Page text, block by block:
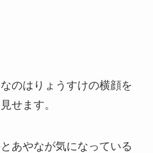
のはりょうすけの横顔を
せます。
あやなが気になっている